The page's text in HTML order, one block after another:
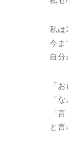
私は
今ま
自
「
「
「
と言